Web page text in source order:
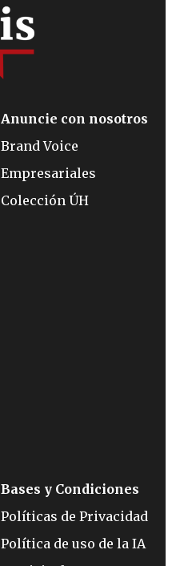
Anuncie con nosotros
Brand Voice
Empresariales
Colección ÚH
Bases y Condiciones
Políticas de Privacidad
Política de uso de la IA